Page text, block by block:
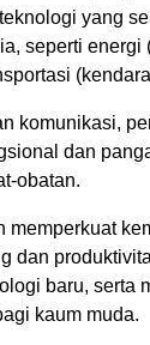
yang
seperti energi
komunikasi,
dan
obatan.
memperkuat
dan
baru, serta
kaum muda.